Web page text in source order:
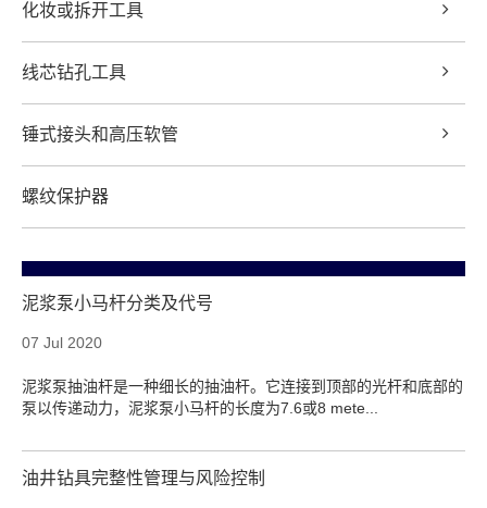
化妆或拆开工具
线芯钻孔工具
锤式接头和高压软管
螺纹保护器
泥浆泵小马杆分类及代号
07 Jul 2020
泥浆泵抽油杆是一种细长的抽油杆。它连接到顶部的光杆和底部的
泵以传递动力，泥浆泵小马杆的长度为7.6或8 mete...
油井钻具完整性管理与风险控制